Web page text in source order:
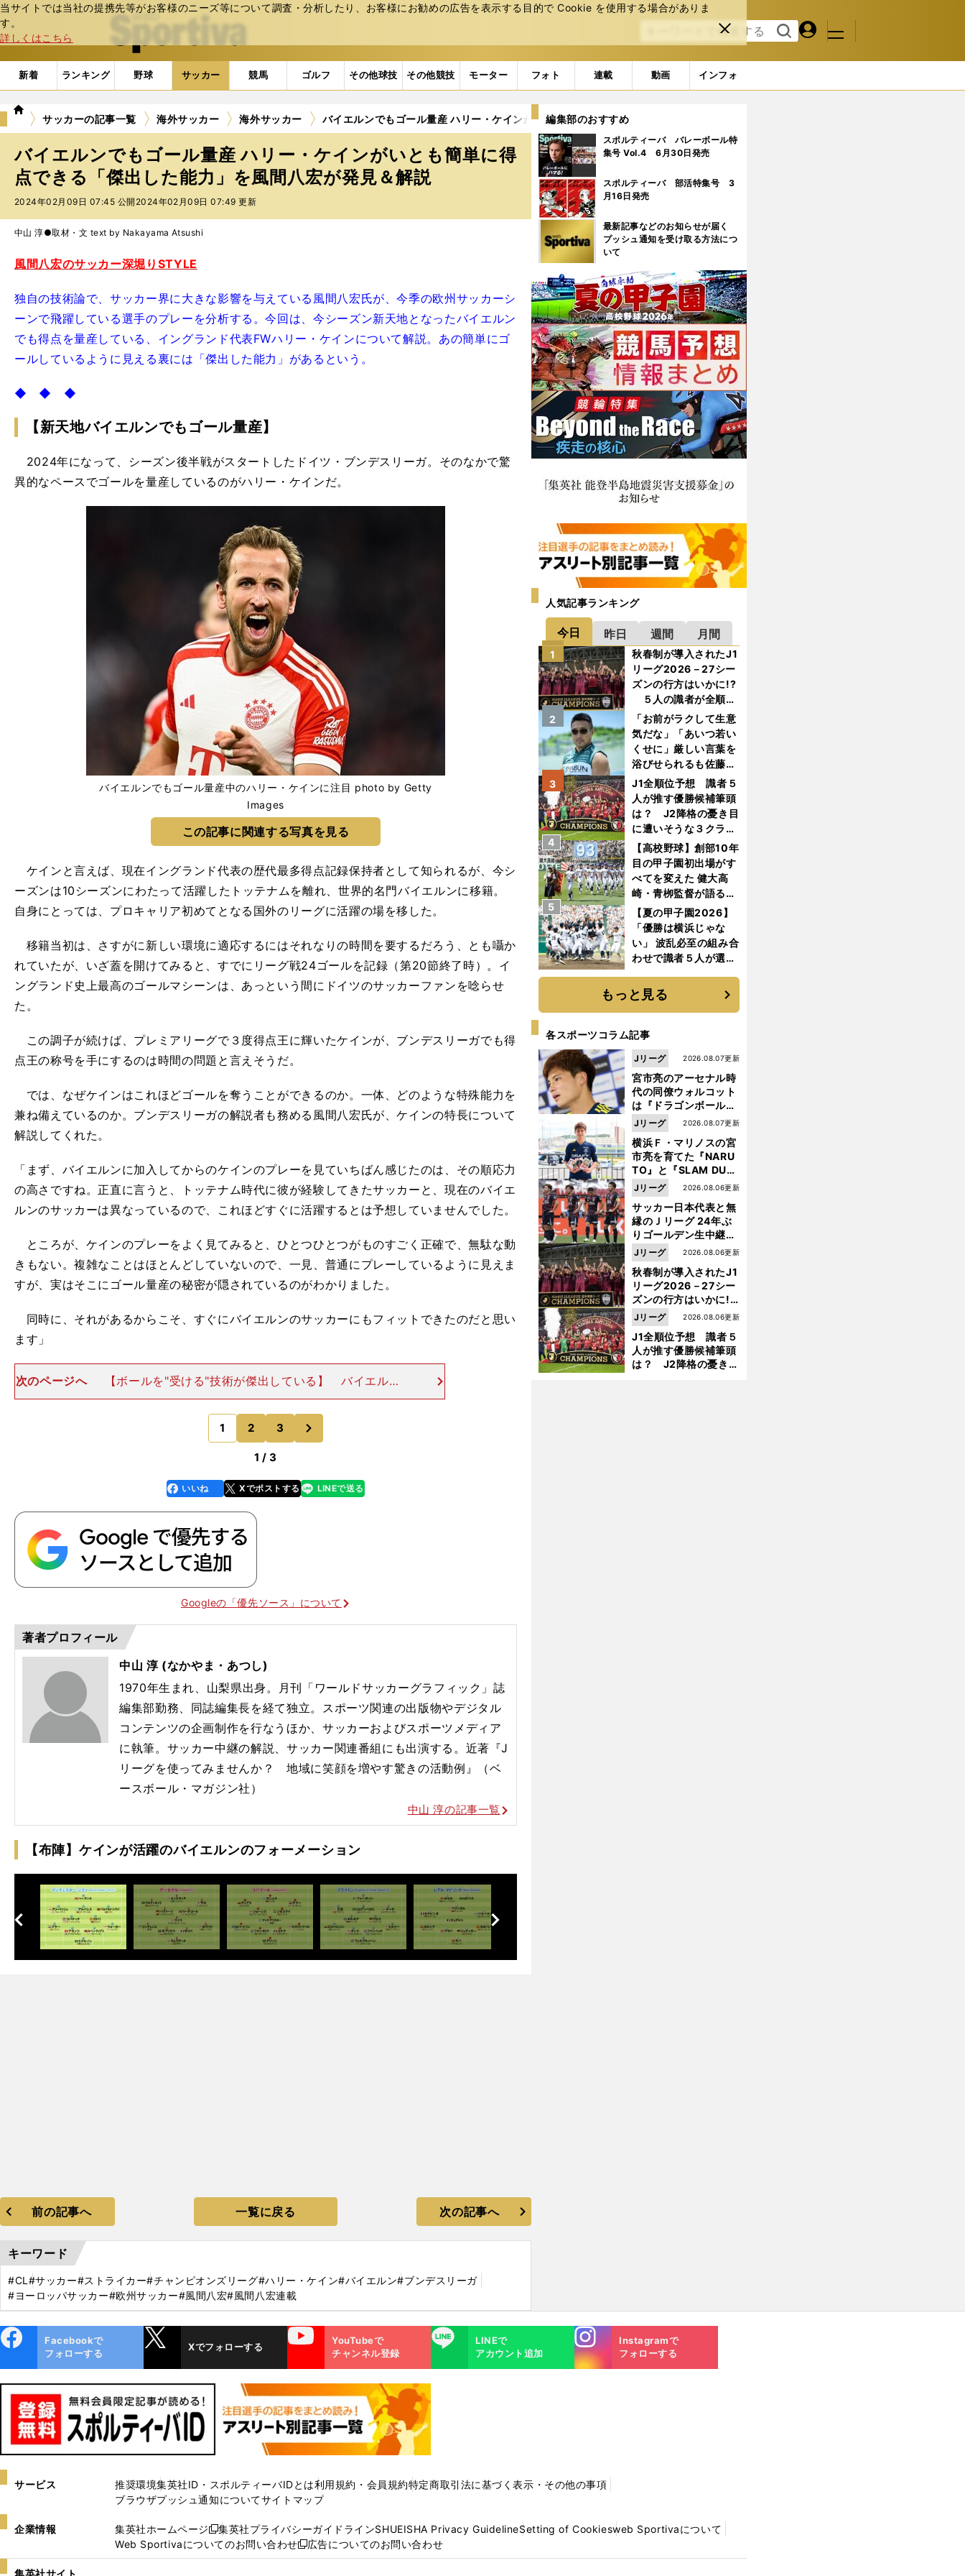
当サイトでは当社の提携先等がお客様のニーズ等について調査・分析したり、お客様にお勧めの広告を表⽰する⽬的で Cookie を使⽤する場合がありま
す。
詳しくはこちら
閉じ
る
web Sportiva (webスポルティーバ)
検索
る
マイペ
ジ
メニュ
新着 ランキング 野球 サッカー 競馬 ゴルフ その他球技 その他競技 モーター フォト 連載 動画 インフォ
we
ポ
ル
テ
ィ
ー
バ
サッカーの記事一覧 海外サッカー 海外サッカー バイエルンでもゴール量産 ハリー・ケインがいとも簡単に得点できる「傑出した能力」を風間八宏が発見＆解説
バイエルンでもゴール量産 ハリー・ケインがいとも簡単に得
点できる「傑出した能力」を風間八宏が発見＆解説
2024年02月09日 07:45 公開 2024年02月09日 07:49 更新
中山 淳●取材・文 text by Nakayama Atsushi
風間八宏のサッカー深堀りSTYLE
独自の技術論で、サッカー界に大きな影響を与えている風間八宏氏が、今季の欧州サッカーシ
ーンで飛躍している選手のプレーを分析する。今回は、今シーズン新天地となったバイエルン
でも得点を量産している、イングランド代表FWハリー・ケインについて解説。あの簡単にゴ
ールしているように見える裏には「傑出した能力」があるという。
◆ ◆ ◆
【新天地バイエルンでもゴール量産】
2024年になって、シーズン後半戦がスタートしたドイツ・ブンデスリーガ。そのなかで驚
異的なペースでゴールを量産しているのがハリー・ケインだ。
バイエルンでもゴール量産中のハリー・ケインに注目 photo by Getty
Images
この記事に関連する写真を見る
ケインと言えば、現在イングランド代表の歴代最多得点記録保持者として知られるが、今シ
ーズンは10シーズンにわたって活躍したトッテナムを離れ、世界的名門バイエルンに移籍。
自身にとっては、プロキャリア初めてとなる国外のリーグに活躍の場を移した。
移籍当初は、さすがに新しい環境に適応するにはそれなりの時間を要するだろう、とも囁か
れていたが、いざ蓋を開けてみると、すでにリーグ戦24ゴールを記録（第20節終了時）。イ
ングランド史上最高のゴールマシーンは、あっという間にドイツのサッカーファンを唸らせ
た。
この調子が続けば、プレミアリーグで３度得点王に輝いたケインが、ブンデスリーガでも得
点王の称号を手にするのは時間の問題と言えそうだ。
では、なぜケインはこれほどゴールを奪うことができるのか。一体、どのような特殊能力を
兼ね備えているのか。ブンデスリーガの解説者も務める風間八宏氏が、ケインの特長について
解説してくれた。
「まず、バイエルンに加入してからのケインのプレーを見ていちばん感じたのは、その順応力
の高さですね。正直に言うと、トッテナム時代に彼が経験してきたサッカーと、現在のバイエ
ルンのサッカーは異なっているので、これほどすぐに活躍するとは予想していませんでした。
ところが、ケインのプレーをよく見てみると、ひとつひとつがものすごく正確で、無駄な動
きもない。複雑なことはほとんどしていないので、一見、普通にプレーしているように見えま
すが、実はそこにゴール量産の秘密が隠されているのがわかりました。
同時に、それがあるからこそ、すぐにバイエルンのサッカーにもフィットできたのだと思い
ます」
次のページへ
【ボールを"受ける"技術が傑出している】 バイエルン
加入によって、改めて特別な選手であることが証明されたとする風間氏
が具体的に挙げてくれたのが、ケインならではの特殊な能力だった。
「ひと言で言うと、
1 2 3
1 / 3
faceboo
k
いいね Xでポストする
line LINEで送る
Googleの「優先ソース」について
著者プロフィール
中山 淳 (なかやま・あつし)
1970年生まれ、山梨県出身。月刊「ワールドサッカーグラフィック」誌
編集部勤務、同誌編集長を経て独立。スポーツ関連の出版物やデジタル
コンテンツの企画制作を行なうほか、サッカーおよびスポーツメディア
に執筆。サッカー中継の解説、サッカー関連番組にも出演する。 近著『J
リーグを使ってみませんか？ 地域に笑顔を増やす驚きの活動例』（ベ
ースボール・マガジン社）
中山 淳の記事一覧
【布陣】ケインが活躍のバイエルンのフォーメーション
次
へ
前
へ
前の記事へ 一覧に戻る 次の記事へ
キーワード
#CL #サッカー#ストライカー#チャンピオンズリーグ#ハリー・ケイン#バイエルン#ブンデスリーガ
#ヨーロッパサッカー#欧州サッカー#風間八宏#風間八宏連載
編集部のおすすめ
スポルティーバ バレーボール特
集号 Vol.4 6月30日発売
スポルティーバ 部活特集号 3
月16日発売
最新記事などのお知らせが届く
プッシュ通知を受け取る方法につ
いて
人気記事ランキング
今日 昨日 週間 月間
秋春制が導入されたJ1
リーグ2026－27シー
ズンの行方はいかに!?
５人の識者が全順位
を大胆予想
1
「お前がラクして生意
気だな」「あいつ若い
くせに」厳しい言葉を
浴びせられるも佐藤慎
太郎が貫いた誇りとフ
ァンへの思い
2
J1全順位予想 識者５
人が推す優勝候補筆頭
は？ J2降格の憂き目
に遭いそうな３クラブ
とは？
3
【高校野球】創部10年
目の甲子園初出場がす
べてを変えた 健大高
崎・青栁監督が語る
「機動破壊」はこうし
て生まれた
4
【夏の甲子園2026】
「優勝は横浜じゃな
い」 波乱必至の組み合
わせで識者５人が選ん
5
もっと見る
各スポーツコラム記事
宮市亮のアーセナル時
代の同僚ウォルコット
は『ドラゴンボール』
が大好き ポドルスキは
日向小次郎に憧れてい
た
2026.08.07更新
Jリーグ
横浜Ｆ・マリノスの宮
市亮を育てた『NARU
TO』と『SLAM DUN
K』 中京大中京の同
級生・木原龍一は"ジ
ャンプ係"だった
2026.08.07更新
Jリーグ
サッカー日本代表と無
縁のＪリーグ 24年ぶ
りゴールデン生中継の
開幕戦でヘタな試合は
見せられない
2026.08.06更新
Jリーグ
秋春制が導入されたJ1
リーグ2026－27シー
ズンの行方はいかに!?
５人の識者が全順位
を大胆予想
2026.08.06更新
Jリーグ
J1全順位予想 識者５
人が推す優勝候補筆頭
は？ J2降格の憂き目
2026.08.06更新
Jリーグ
ok
Facebookで
フォローする
Xでフォローする
YouTube
YouTubeで
チャンネル登録
LINE
LINEで
アカウント追加
Instagra
m
Instagramで
フォローする
サービス 推奨環境集英社ID・スポルティーバIDとは利用規約・会員規約特定商取引法に基づく表示・その他の事項
ブラウザプッシュ通知についてサイトマップ
企業情報 集英社ホームページ
新
し
い
集英社プライバシーガイドラインSHUEISHA Privacy GuidelineSetting of Cookiesweb Sportivaについて
Web Sportivaについてのお問い合わせ
新
し
広告についてのお問い合わせ
集英社サイト